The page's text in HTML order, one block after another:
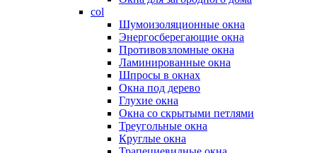
col
Шумоизоляционные окна
Энергосберегающие окна
Противовзломные окна
Ламинированные окна
Шпросы в окнах
Окна под дерево
Глухие окна
Окна со скрытыми петлями
Треугольные окна
Круглые окна